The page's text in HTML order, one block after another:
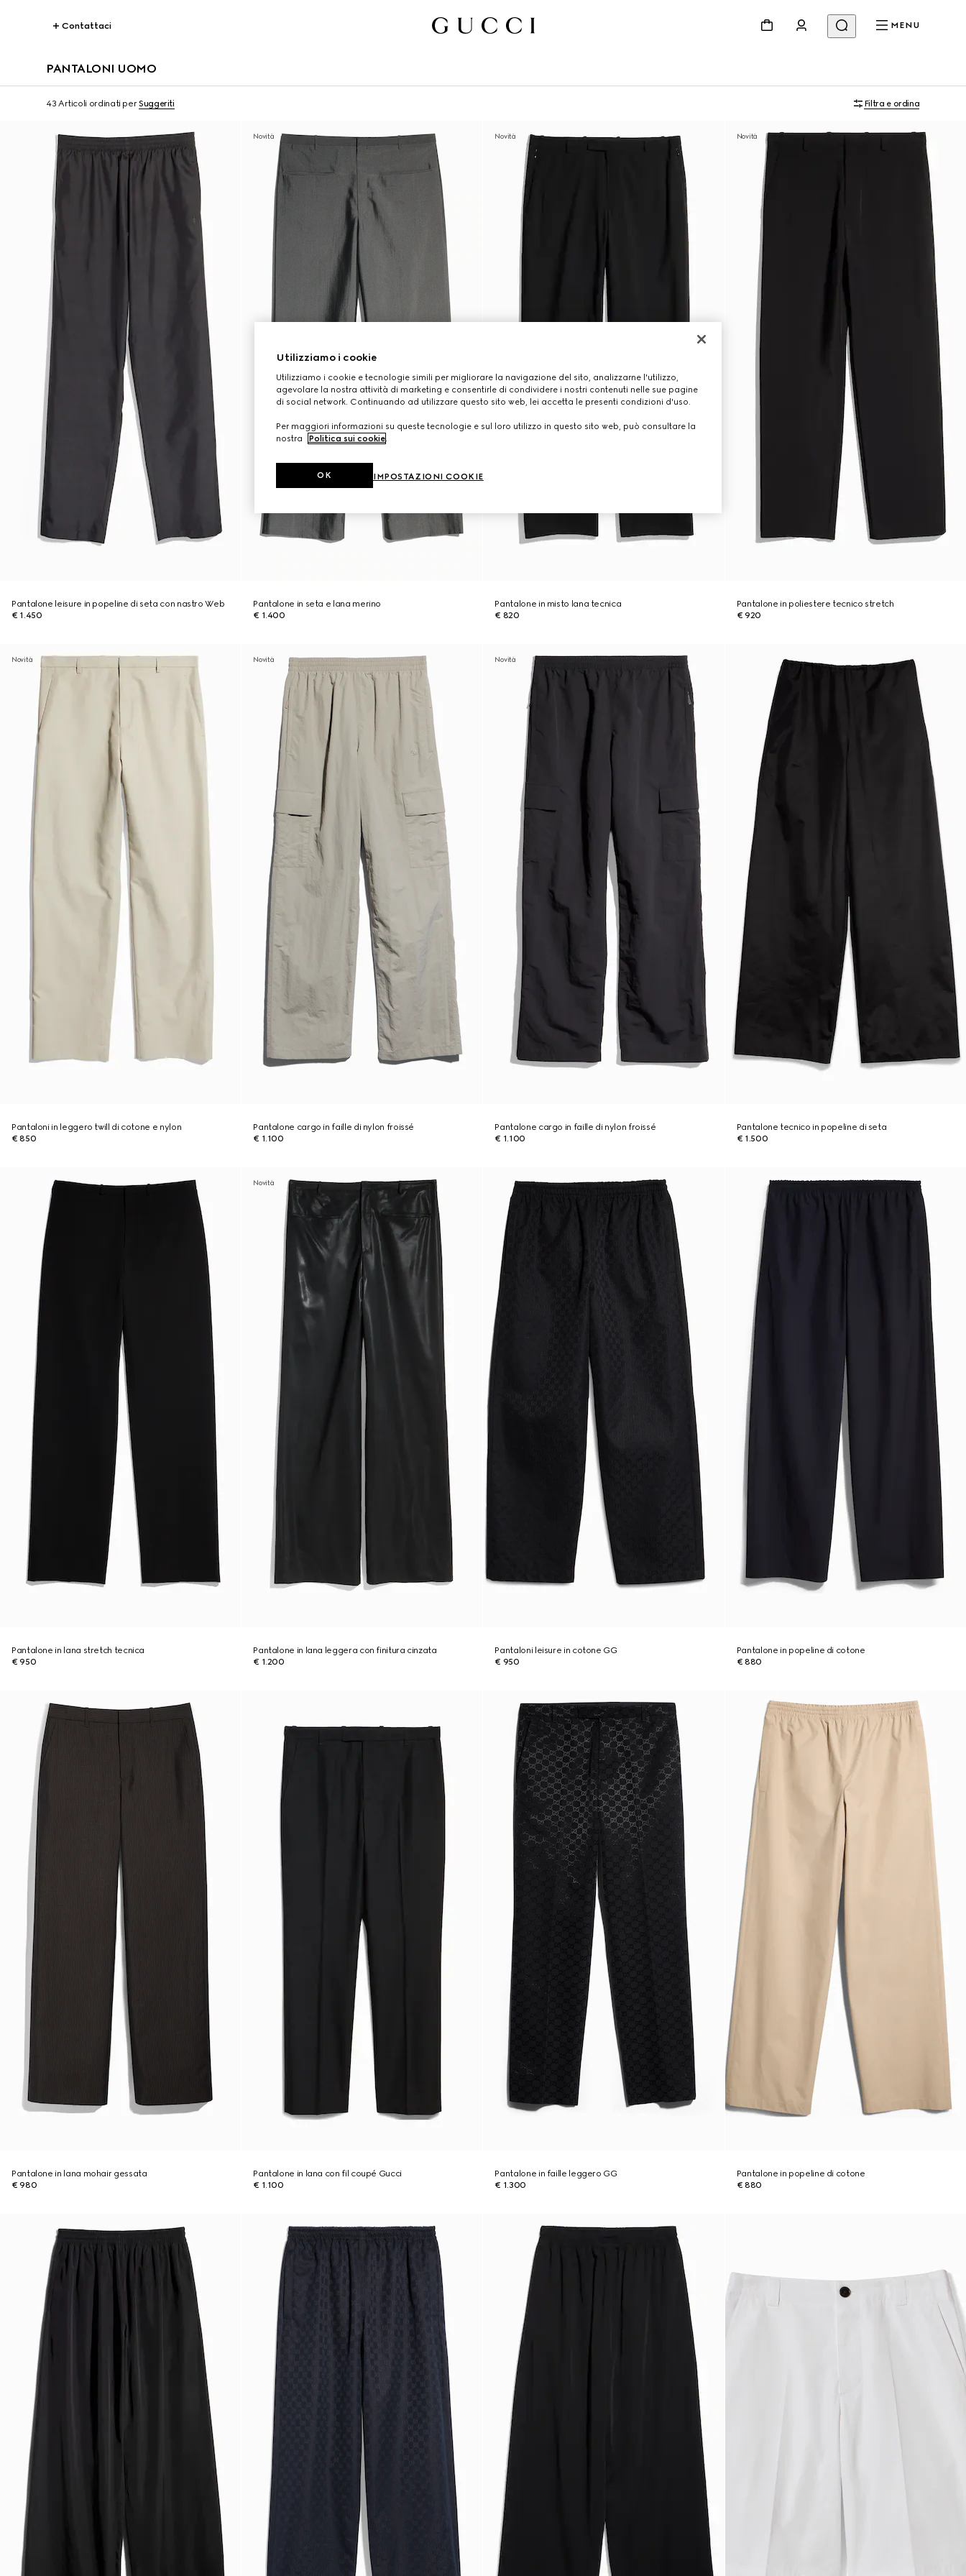
Contattaci MENU
PANTALONI UOMO
43 Articoli ordinati perSuggeriti Filtra e ordina
Pantalone leisure in popeline di seta con nastro Web
€ 1.450
Novità
Pantalone in seta e lana merino
€ 1.400
Novità
Pantalone in misto lana tecnica
€ 820
Novità
Pantalone in poliestere tecnico stretch
€ 920
Novità
Pantaloni in leggero twill di cotone e nylon
€ 850
Novità
Pantalone cargo in faille di nylon froissé
€ 1.100
Novità
Pantalone cargo in faille di nylon froissé
€ 1.100
Pantalone tecnico in popeline di seta
€ 1.500
Pantalone in lana stretch tecnica
€ 950
Novità
Pantalone in lana leggera con finitura cinzata
€ 1.200
Pantaloni leisure in cotone GG
€ 950
Pantalone in popeline di cotone
€ 880
Pantalone in lana mohair gessata
€ 980
Pantalone in lana con fil coupé Gucci
€ 1.100
Pantalone in faille leggero GG
€ 1.300
Pantalone in popeline di cotone
€ 880
Utilizziamo i cookie
Utilizziamo i cookie e tecnologie simili per migliorare la navigazione del sito, analizzarne l'utilizzo,
agevolare la nostra attività di marketing e consentirle di condividere i nostri contenuti nelle sue pagine
di social network. Continuando ad utilizzare questo sito web, lei accetta le presenti condizioni d'uso.
Per maggiori informazioni su queste tecnologie e sul loro utilizzo in questo sito web, può consultare la
nostra
Politica sui cookie.
IMPOSTAZIONI COOKIE
OK